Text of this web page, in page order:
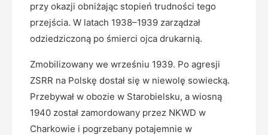
przy okazji obniżając stopień trudności tego
przejścia. W latach 1938–1939 zarządzał
odziedziczoną po śmierci ojca drukarnią.
Zmobilizowany we wrześniu 1939. Po agresji
ZSRR na Polskę dostał się w niewolę sowiecką.
Przebywał w obozie w Starobielsku, a wiosną
1940 został zamordowany przez NKWD w
Charkowie i pogrzebany potajemnie w